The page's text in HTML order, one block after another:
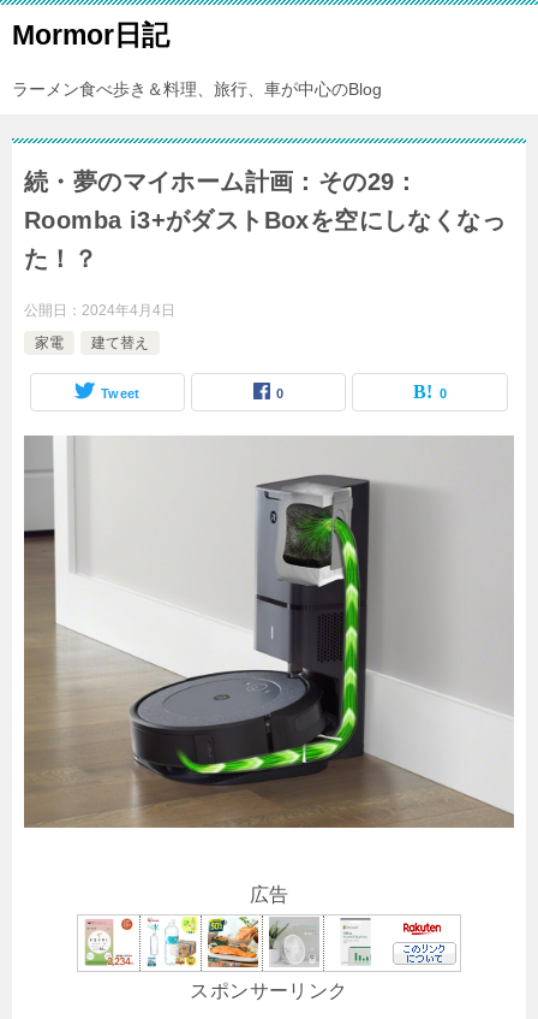
Mormor日記
ラーメン食べ歩き＆料理、旅行、車が中心のBlog
続・夢のマイホーム計画：その29：
Roomba i3+がダストBoxを空にしなくなっ
た！？
公開日： 2024年4月4日
家電
建て替え
Tweet 0 0
広告
スポンサーリンク